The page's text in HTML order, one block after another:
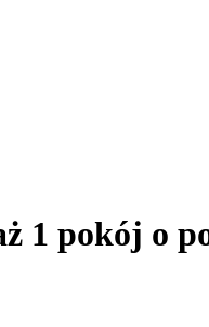
1 pokój o